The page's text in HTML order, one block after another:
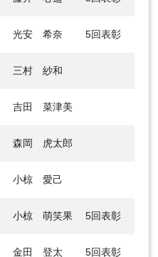
光安 希奈 5回表彰
三村 紗和
吉田 菜津美
森岡 虎太郎
小椋 愛己
小椋 萌笑果 5回表彰
金田 登太 5回表彰